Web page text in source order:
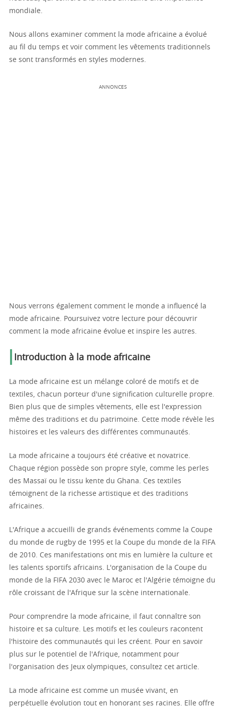
mondiale.
Nous allons examiner comment la mode africaine a évolué
au fil du temps et voir comment les vêtements traditionnels
se sont transformés en styles modernes.
ANNONCES
Nous verrons également comment le monde a influencé la
mode africaine. Poursuivez votre lecture pour découvrir
comment la mode africaine évolue et inspire les autres.
Introduction à la mode africaine
La mode africaine est un mélange coloré de motifs et de
textiles, chacun porteur d'une signification culturelle propre.
Bien plus que de simples vêtements, elle est l'expression
même des traditions et du patrimoine. Cette mode révèle les
histoires et les valeurs des différentes communautés.
La mode africaine a toujours été créative et novatrice.
Chaque région possède son propre style, comme les perles
des Massaï ou le tissu kente du Ghana. Ces textiles
témoignent de la richesse artistique et des traditions
africaines.
L'Afrique a accueilli de grands événements comme la Coupe
du monde de rugby de 1995 et la Coupe du monde de la FIFA
de 2010. Ces manifestations ont mis en lumière la culture et
les talents sportifs africains. L'organisation de la Coupe du
monde de la FIFA 2030 avec le Maroc et l'Algérie témoigne du
rôle croissant de l'Afrique sur la scène internationale.
Pour comprendre la mode africaine, il faut connaître son
histoire et sa culture. Les motifs et les couleurs racontent
l'histoire des communautés qui les créent. Pour en savoir
plus sur le potentiel de l'Afrique, notamment pour
l'organisation des Jeux olympiques, consultez cet article.
La mode africaine est comme un musée vivant, en
perpétuelle évolution tout en honorant ses racines. Elle offre